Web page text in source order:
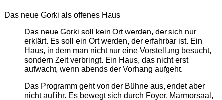
Das neue Gorki als offenes Haus
Das neue Gorki soll kein Ort werden, der sich nur
erklärt. Es soll ein Ort werden, der erfahrbar ist. Ein
Haus, in dem man nicht nur eine Vorstellung besucht,
sondern Zeit verbringt. Ein Haus, das nicht erst
aufwacht, wenn abends der Vorhang aufgeht.
Das Programm geht von der Bühne aus, endet aber
nicht auf ihr. Es bewegt sich durch Foyer, Marmorsaal,